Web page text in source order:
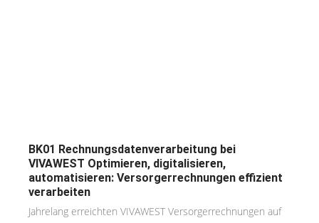
BK01 Rechnungsdatenverarbeitung bei
VIVAWEST Optimieren, digitalisieren,
automatisieren: Versorgerrechnungen effizient
verarbeiten
Jahrelang erreichten VIVAWEST Versorgerrechnungen auf